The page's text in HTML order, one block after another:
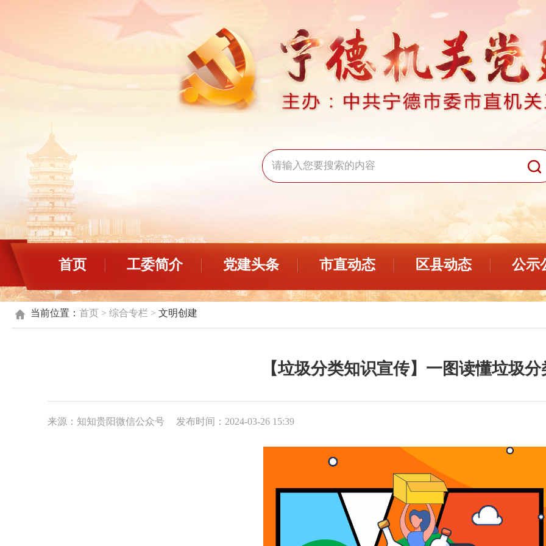
首页 工委简介 党建头条 市直动态 区县动态 公示
当前位置： 首页 > 综合专栏 > 文明创建
【垃圾分类知识宣传】一图读懂垃圾分
来源：知知贵阳微信公众号 发布时间：2024-03-26 15:39